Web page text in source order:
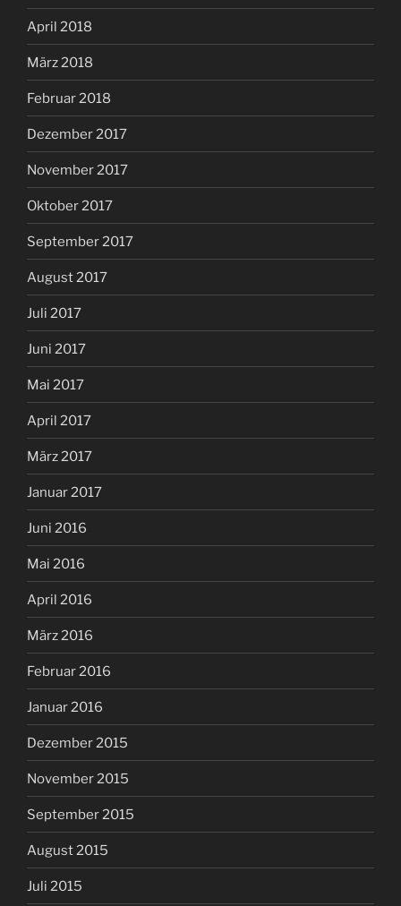
April 2018
März 2018
Februar 2018
Dezember 2017
November 2017
Oktober 2017
September 2017
August 2017
Juli 2017
Juni 2017
Mai 2017
April 2017
März 2017
Januar 2017
Juni 2016
Mai 2016
April 2016
März 2016
Februar 2016
Januar 2016
Dezember 2015
November 2015
September 2015
August 2015
Juli 2015